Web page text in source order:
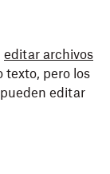
editar archivos
texto, pero los
editar